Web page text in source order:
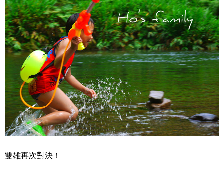
雙雄再次對決！